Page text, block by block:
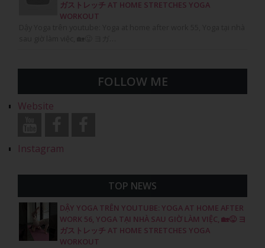
ガストレッチ AT HOME STRETCHES YOGA
WORKOUT
FOLLOW ME
Website
Instagram
TOP NEWS
DẬY YOGA TRÊN YOUTUBE: YOGA AT HOME AFTER
WORK 56, YOGA TẠI NHÀ SAU GIỜ LÀM VIỆC, 🏡😛 ヨ
ガストレッチ AT HOME STRETCHES YOGA
WORKOUT